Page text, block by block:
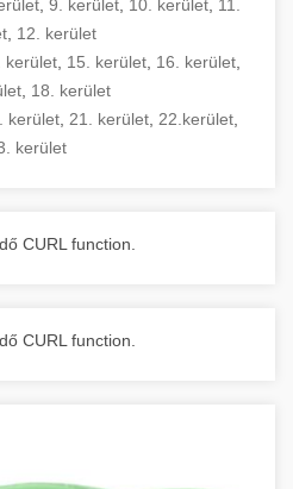
, 9. kerület, 10. kerület, 11.
12. kerület
kerület 15. kerület 16. kerület
18. kerület
kerület 21. kerület 22.kerület
kerület
CURL function.
CURL function.